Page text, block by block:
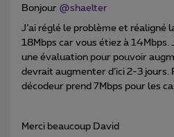
Bonjour @shaelter
J’ai réglé le problème et réaligné
18Mbps car vous étiez à 14Mbps.
une évaluation pour pouvoir
devrait augmenter d’ici 2-3
décodeur prend 7Mbps pour les
Merci beaucoup David